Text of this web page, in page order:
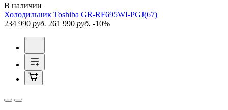
В наличии
Холодильник Toshiba GR-RF695WI-PGJ(67)
234 990 руб. 261 990 руб. -10%